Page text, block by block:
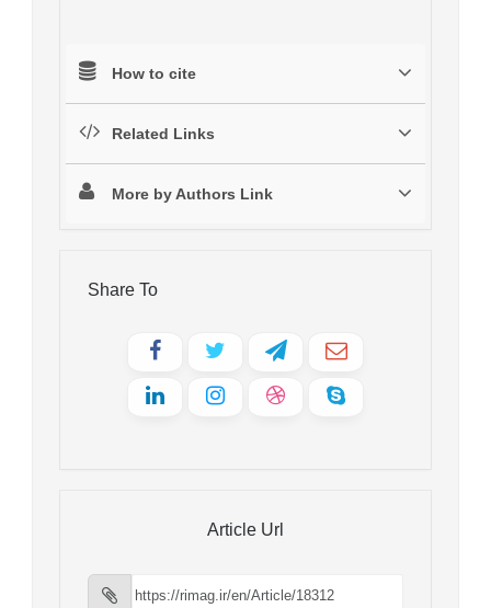
How to cite
Related Links
More by Authors Link
Share To
Article Url